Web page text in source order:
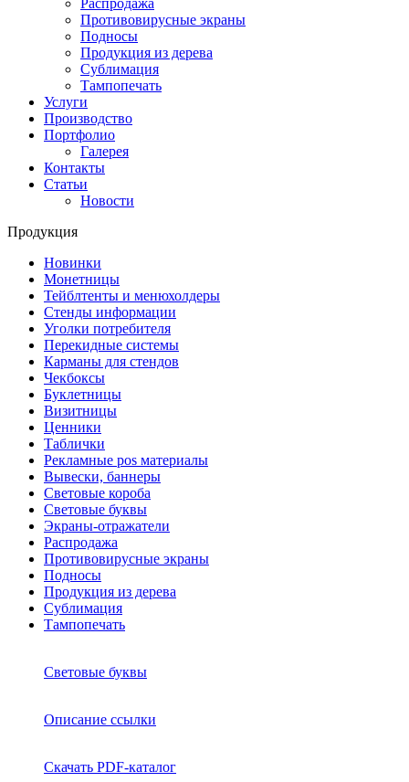
Распродажа
Противовирусные экраны
Подносы
Продукция из дерева
Сублимация
Тампопечать
Услуги
Производство
Портфолио
Галерея
Контакты
Статьи
Новости
Продукция
Новинки
Монетницы
Тейблтенты и менюхолдеры
Стенды информации
Уголки потребителя
Перекидные системы
Карманы для стендов
Чекбоксы
Буклетницы
Визитницы
Ценники
Таблички
Рекламные pos материалы
Вывески, баннеры
Световые короба
Световые буквы
Экраны-отражатели
Распродажа
Противовирусные экраны
Подносы
Продукция из дерева
Сублимация
Тампопечать
Световые буквы
Описание ссылки
Скачать PDF-каталог